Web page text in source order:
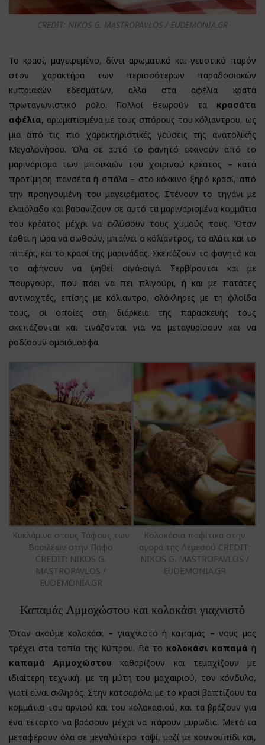
CREDIT: NIKOS G. MASTROPAVLOS / EUDEMONIA.GR
Το κρασί, μαγειρεμένο, δίνει αρωματικό και γευστικό παρόν
στον χαρακτήρα των περισσότερων παραδοσιακών
κυπριακών εδεσμάτων, αλλά στα αφέλια κρατά
πρωταγωνιστικό ρόλο. Πολλοί θεωρούν τα κρασάτα
αφέλια, αρωματισμένα με τους σπόρους του κόλιαντρου, ως
μια από τις πιο χαρακτηριστικές γεύσεις της ανατολικής
Μεγαλονήσου. Όλα σε αυτό το φαγητό εκκινούν από το
μαρινάρισμα των μπουκιών του χοιρινού κρέατος – κατά
προτίμηση πανσέτα ή σπάλα – στο κόκκινο ξηρό κρασί, από
την προηγουμένη του μαγειρέματος. Στένουν το τηγάνι με
ελαιόλαδο και βασανίζουν σε αυτό τα μαριναρισμένα κομμάτια
του κρέατος μέχρι να εκλύσουν τους χυμούς τους. Όταν
έρθει η ώρα να σωθούν, μπαίνει ο κόλιαντρος, το αλάτι και το
πιπέρι, και το κρασί της μαρινάδας. Σκεπάζουν το φαγητό και
το αφήνουν να ψηθεί σιγά-σιγά. Σερβίρονται και με
πουργούρι, που πάει να πει πλιγούρι, ή και με πατάτες
αντιναχτές, επίσης με κόλιαντρο, ολόκληρες με τη φλοίδα
τους, οι οποίες στη διάρκεια της παρασκευής τους
σκεπάζονται και τινάζονται για να μεταγυρίσουν και να
ροδίσουν ομοιόμορφα.
Κυκλάμινα στους Τάφους των
Βασιλέων στην Πάφο
CREDIT: NIKOS G.
MASTROPAVLOS /
EUDEMONIA.GR
Κολοκάσια παφίτικα στην
αγορά της Λεμεσού CREDIT:
NIKOS G. MASTROPAVLOS /
EUDEMONIA.GR
Καπαμάς Αμμοχώστου και κολοκάσι γιαχνιστό
Όταν ακούμε κολοκάσι – γιαχνιστό ή καπαμάς – νους μας
τρέχει στα τοπία της Κύπρου. Για το κολοκάσι καπαμά ή
καπαμά
Αμμοχώστου καθαρίζουν και τεμαχίζουν με
ιδιαίτερη τεχνική, με τη μύτη του μαχαιριού, τον κόνδυλο,
γιατί είναι σκληρός. Στην κατσαρόλα με το κρασί βαπτίζουν τα
κομμάτια του αρνιού και του κολοκασιού, και τα βράζουν για
ένα τέταρτο να βράσουν μέχρι να πάρουν μυρωδιά. Μετά τα
μεταφέρουν όλα σε μεγαλύτερο ταψί, μαζί με κουνουπίδι και,